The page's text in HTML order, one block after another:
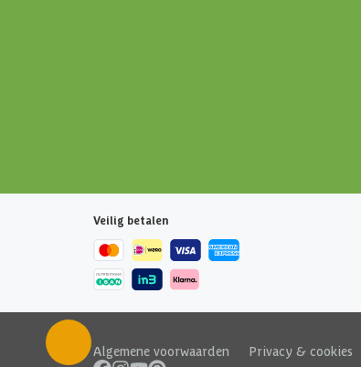
Veilig betalen
Algemene voorwaarden Privacy & cookies